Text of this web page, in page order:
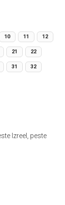
10 11 12
21 22
31 32
Izreel, peste